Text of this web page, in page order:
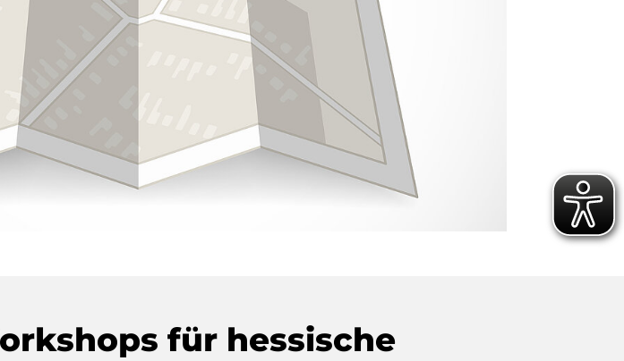
für hessische